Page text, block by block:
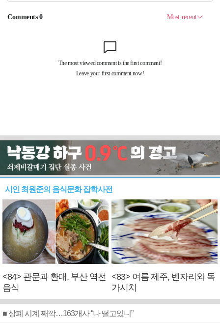
시인 최원준의 음식문화 잡학사전
<84> 관문과 환대, 부산 역전
음식
<83> 여름 제주, 벤자리와 독
가시치
■ 상폐 시계 째깍…163개사 “나 떨고있니”